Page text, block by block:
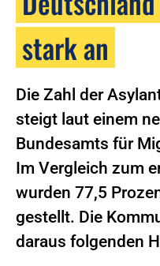
stark an
Die Zahl der
steigt laut einem
Bundesamts für
Im Vergleich zum
wurden 77,5
gestellt. Die
daraus folgenden